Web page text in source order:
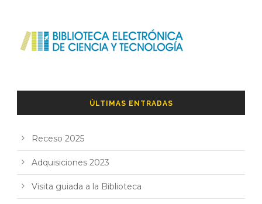
ÚLTIMAS ENTRADAS
Receso 2025
Adquisiciones 2023
Visita guiada a la Biblioteca